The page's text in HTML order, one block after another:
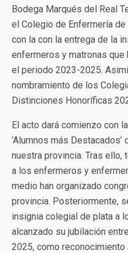
Bodega Marqués del Real
el Colegio de Enfermería
con la con la entrega de la
enfermeros y matronas que
el periodo 2023-2025.
nombramiento de los
Distinciones Honoríficas
El acto dará comienzo con
‘Alumnos más
nuestra provincia. Tras ello,
a los enfermeros y
medio han organizado
provincia. Posteriormente,
insignia colegial de plata a
alcanzado su jubilación
2025, como